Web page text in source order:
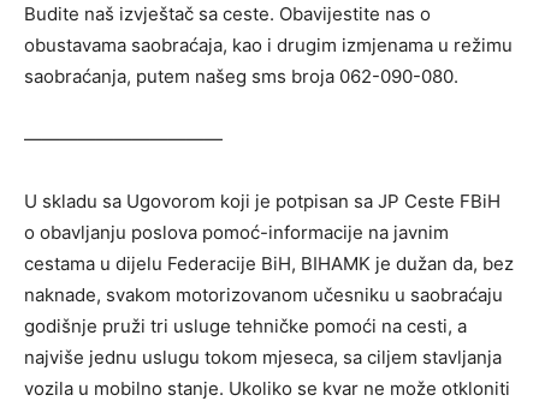
Budite naš izvještač sa ceste. Obavijestite nas o
obustavama saobraćaja, kao i drugim izmjenama u režimu
saobraćanja, putem našeg sms broja 062-090-080.
———————————
U skladu sa Ugovorom koji je potpisan sa JP Ceste FBiH
o obavljanju poslova pomoć-informacije na javnim
cestama u dijelu Federacije BiH, BIHAMK je dužan da, bez
naknade, svakom motorizovanom učesniku u saobraćaju
godišnje pruži tri usluge tehničke pomoći na cesti, a
najviše jednu uslugu tokom mjeseca, sa ciljem stavljanja
vozila u mobilno stanje. Ukoliko se kvar ne može otkloniti